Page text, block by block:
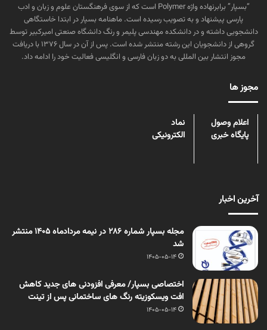
“بسپار” برابرنهاده واژه Polymer است که از سوی فرهنگستان علوم و زبان و ادب
پارسی پیشنهاد و به تصویب رسیده است. ماهنامه بسپار در ابتدا خاستگاهی
دانشجویی داشته و در دانشکده مهندسی پلیمر و رنگ دانشگاه صنعتی امیرکبیر توسط
گروهی از دانشجویان این رشته منتشر شده است. پس از آن در سال ۱۳۷۶ با دریافت
مجوز انتشار بین المللی به دو زبان فارسی و انگلیسی فعالیت خود را ادامه داد.
مجوز ها
اعلام وصول
پایگاه خبری
نماد
الکترونیکی
آخرین اخبار
مجله بسپار شماره 286 در نیمه مردادماه 1405 منتشر
شد
1405-05-14
اختصاصی بسپار/ معرفی افزودنی های جدید کاهش
افت ویسکوزیته رنگ های ساختمانی پس از تینت
1405-05-14